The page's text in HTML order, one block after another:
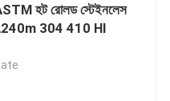
হট রোলড স্টেইনলেস
304 410 Hl